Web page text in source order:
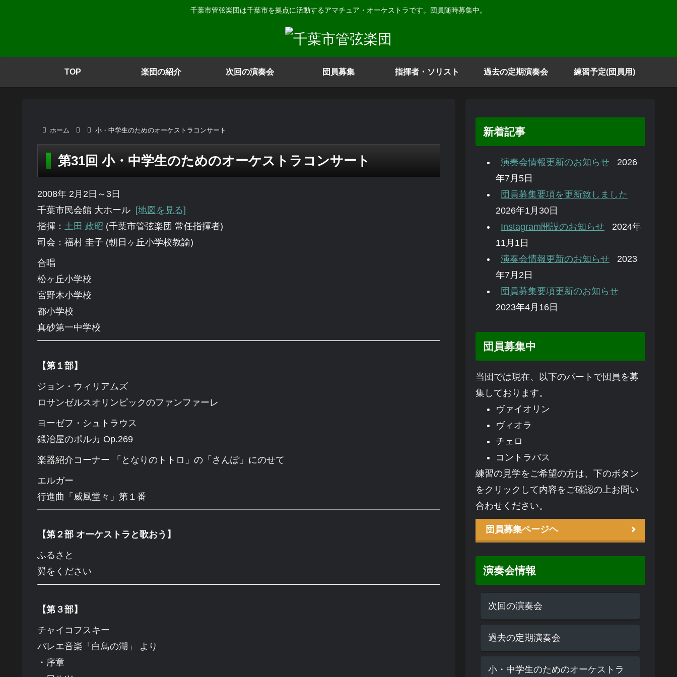
千葉市管弦楽団は千葉市を拠点に活動するアマチュア・オーケストラです。団員随時募集中。
TOP 楽団の紹介 次回の演奏会 団員募集 指揮者・ソリスト 過去の定期演奏会 練習予定(団員用)
ホーム 小・中学生のためのオーケストラコンサート
第31回 小・中学生のためのオーケストラコンサート
2008年 2月2日～3日
千葉市民会館 大ホール [地図を見る]
指揮： 土田 政昭 (千葉市管弦楽団 常任指揮者)
司会：福村 圭子 (朝日ヶ丘小学校教諭)
合唱
松ヶ丘小学校
宮野木小学校
都小学校
真砂第一中学校
【第１部】
ジョン・ウィリアムズ
ロサンゼルスオリンピックのファンファーレ
ヨーゼフ・シュトラウス
鍛冶屋のポルカ Op.269
楽器紹介コーナー 「となりのトトロ」の「さんぽ」にのせて
エルガー
行進曲「威風堂々」第１番
【第２部 オーケストラと歌おう】
ふるさと
翼をください
【第３部】
チャイコフスキー
バレエ音楽「白鳥の湖」 より
・序章
新着記事
演奏会情報更新のお知らせ
2026
年7月5日
団員募集要項を更新致しました
2026年1月30日
Instagram開設のお知らせ
2024年
11月1日
演奏会情報更新のお知らせ
2023
年7月2日
団員募集要項更新のお知らせ
2023年4月16日
団員募集中
当団では現在、以下のパートで団員を募
集しております。
ヴァイオリン
ヴィオラ
チェロ
コントラバス
練習の見学をご希望の方は、下のボタン
をクリックして内容をご確認の上お問い
合わせください。
団員募集ページヘ
演奏会情報
次回の演奏会
過去の定期演奏会
小・中学生のためのオーケストラ